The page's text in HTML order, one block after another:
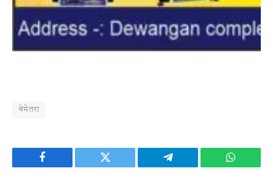
बेमेतरा
Facebook Twitter Telegram